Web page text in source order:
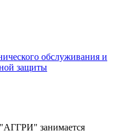
обслуживания и
защиты
занимaется